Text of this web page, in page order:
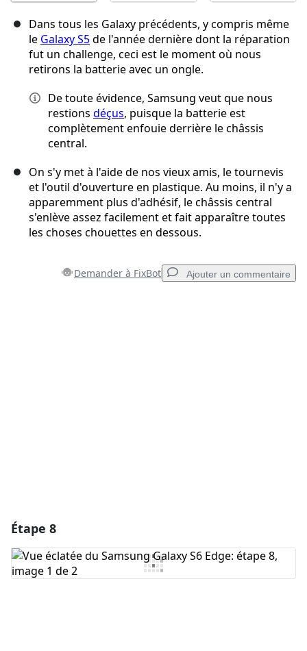
Dans tous les Galaxy précédents, y compris même
le Galaxy S5de l'année dernière dont la réparation
fut un challenge, ceci est le moment où nous
retirons la batterie avec un ongle.
De toute évidence, Samsung veut que nous
restions déçus, puisque la batterie est
complètement enfouie derrière le châssis
central.
On s'y met à l'aide de nos vieux amis, le tournevis
et l'outil d'ouverture en plastique. Au moins, il n'y a
apparemment plus d'adhésif, le châssis central
s'enlève assez facilement et fait apparaître toutes
les choses chouettes en dessous.
Demander à FixBot Ajouter un commentaire
Étape 8